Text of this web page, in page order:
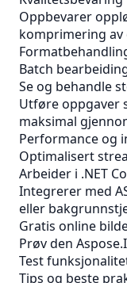
Oppbevarer
komprimering av
Batch
Se og behandle
Utføre oppgaver
maksimal
Performance og
Optimalisert
Arbeider i .NET
Integrerer med
eller
Gratis online
Prøv den
Test
Tips og beste